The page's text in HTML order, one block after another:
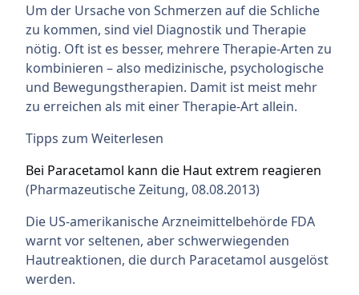
Um der Ursache von Schmerzen auf die Schliche
zu kommen, sind viel Diagnostik und Therapie
nötig. Oft ist es besser, mehrere Therapie-Arten zu
kombinieren – also medizinische, psychologische
und Bewegungstherapien. Damit ist meist mehr
zu erreichen als mit einer Therapie-Art allein.
Tipps zum Weiterlesen
Bei Paracetamol kann die Haut extrem reagieren
(Pharmazeutische Zeitung, 08.08.2013)
Die US-amerikanische Arzneimittelbehörde FDA
warnt vor seltenen, aber schwerwiegenden
Hautreaktionen, die durch Paracetamol ausgelöst
werden.